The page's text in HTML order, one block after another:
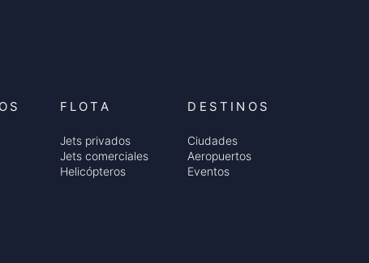
FLOTA
Jets privados
Jets comerciales
Helicópteros
DESTINOS
Ciudades
Aeropuertos
Eventos